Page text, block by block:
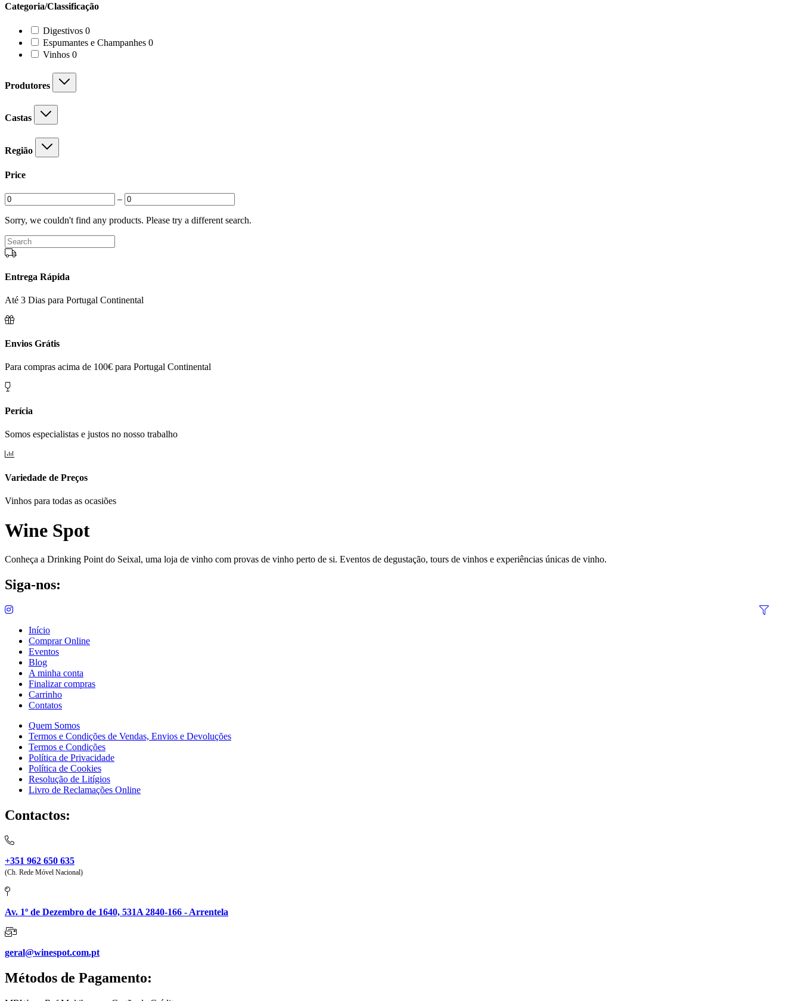
Categoria/Classificação
Digestivos 00
products
Espumantes e Champanhes 00
Vinhos 00
Produtores
Castas
Região
Price
–
Sorry, we couldn't find any products. Please try a different search.
Entrega Rápida
Até 3 Dias para Portugal Continental
Envios Grátis
Para compras acima de 100€ para Portugal Continental
Perícia
Somos especialistas e justos no nosso trabalho
Variedade de Preços
Vinhos para todas as ocasiões
Wine Spot
Conheça a Drinking Point do Seixal, uma loja de vinho com provas de vinho perto de si. Eventos de degustação, tours de vinhos e experiências únicas de vinho.
Siga-nos:
Início
Comprar Online
Eventos
Blog
A minha conta
Finalizar compras
Carrinho
Contatos
Quem Somos
Termos e Condições de Vendas, Envios e Devoluções
Termos e Condições
Política de Privacidade
Política de Cookies
Resolução de Litígios
Livro de Reclamações Online
Contactos:
+351 962 650 635
(Ch. Rede Móvel Nacional)
Av. 1º de Dezembro de 1640, 531A 2840-166 - Arrentela
geral@winespot.com.pt
Métodos de Pagamento: